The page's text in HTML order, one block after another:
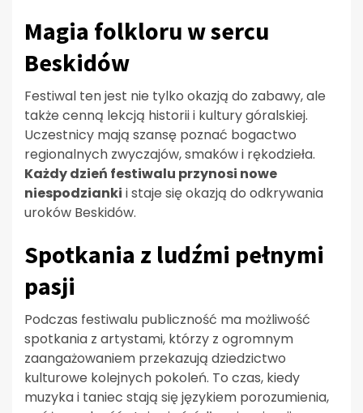
Magia folkloru w sercu
Beskidów
Festiwal ten jest nie tylko okazją do zabawy, ale
także cenną lekcją historii i kultury góralskiej.
Uczestnicy mają szansę poznać bogactwo
regionalnych zwyczajów, smaków i rękodzieła.
Każdy dzień festiwalu przynosi nowe
niespodzianki i staje się okazją do odkrywania
uroków Beskidów.
Spotkania z ludźmi pełnymi
pasji
Podczas festiwalu publiczność ma możliwość
spotkania z artystami, którzy z ogromnym
zaangażowaniem przekazują dziedzictwo
kulturowe kolejnych pokoleń. To czas, kiedy
muzyka i taniec stają się językiem porozumienia,